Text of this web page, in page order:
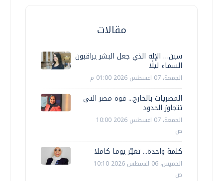
مقالات
سين… الإله الذي جعل البشر يراقبون
السماء ليلًا
الجمعة، 07 اغسطس 2026 01:00 م
المصريات بالخارج... قوة مصر التي
تتجاوز الحدود
الجمعة، 07 اغسطس 2026 10:00
ص
كلمة واحدة... تغيّر يوما كاملا
الخميس، 06 اغسطس 2026 10:10
ص